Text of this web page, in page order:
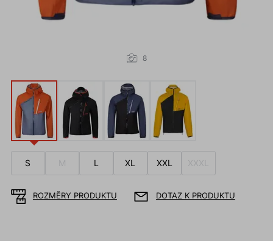
8
S M L XL XXL XXXL
ROZMĚRY PRODUKTU DOTAZ K PRODUKTU